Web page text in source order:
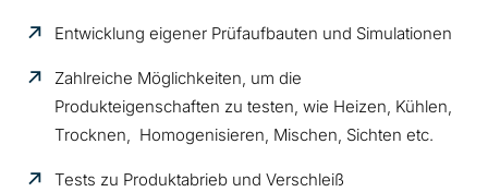
Entwicklung eigener Prüfaufbauten und Simulationen
Zahlreiche Möglichkeiten, um die
Produkteigenschaften zu testen, wie Heizen, Kühlen,
Trocknen, Homogenisieren, Mischen, Sichten etc.
Tests zu Produktabrieb und Verschleiß